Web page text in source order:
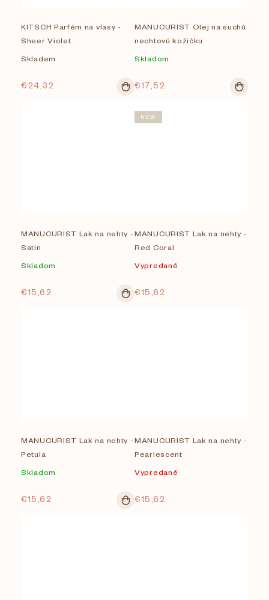
KITSCH Parfém na vlasy -
Sheer Violet
Skladem
€24,32
MANUCURIST Olej na suchú
nechtovú kožičku
Skladom
€17,52
MANUCURIST Lak na nehty -
Satin
Skladom
€15,62
NEW
MANUCURIST Lak na nehty -
Red Coral
Vypredané
€15,62
MANUCURIST Lak na nehty -
Petula
Skladom
€15,62
MANUCURIST Lak na nehty -
Pearlescent
Vypredané
€15,62